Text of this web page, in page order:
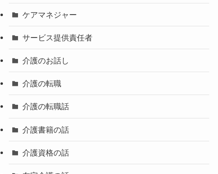
ケアマネジャー
サービス提供責任者
介護のお話し
介護の転職
介護の転職話
介護書籍の話
介護資格の話